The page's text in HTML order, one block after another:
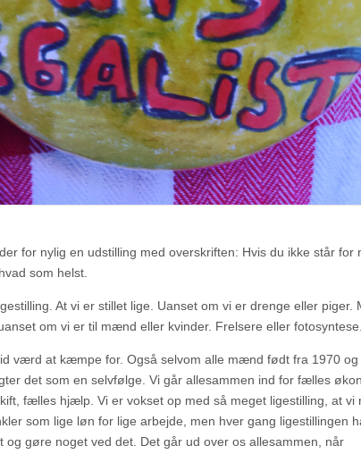
for nylig en udstilling med overskriften: Hvis du ikke står for
som helst.
At vi er stillet lige. Uanset om vi er drenge eller piger.
om vi er til mænd eller kvinder. Frelsere eller fotosyntese.
værd at kæmpe for. Også selvom alle mænd født fra 1970 og
det som en selvfølge. Vi går allesammen ind for fælles
fælles hjælp. Vi er vokset op med så meget ligestilling, at vi
som lige løn for lige arbejde, men hver gang ligestillingen
og gøre noget ved det. Det går ud over os allesammen, når